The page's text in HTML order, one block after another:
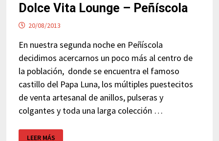
Dolce Vita Lounge – Peñíscola
20/08/2013
En nuestra segunda noche en Peñíscola
decidimos acercarnos un poco más al centro de
la población, donde se encuentra el famoso
castillo del Papa Luna, los múltiples puestecitos
de venta artesanal de anillos, pulseras y
colgantes y toda una larga colección …
LEER MÁS